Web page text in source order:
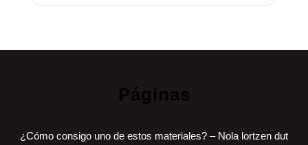
Páginas
¿Cómo consigo uno de estos materiales? – Nola lortzen dut